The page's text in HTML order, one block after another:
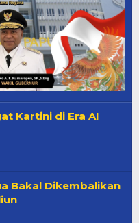
Kartini di Era AI
Bakal Dikembalikan